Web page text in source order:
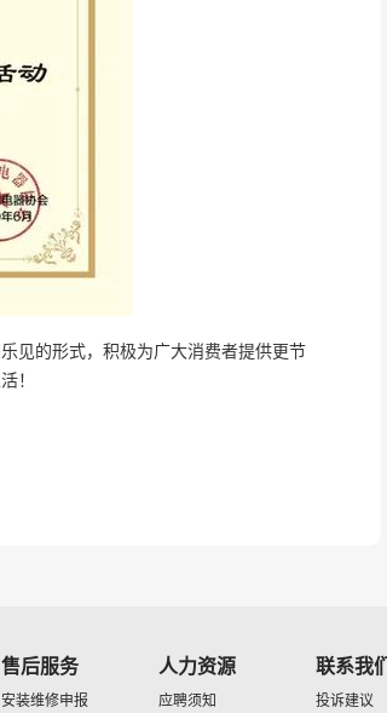
见的形式，积极为广大消费者提供更节
！
售后服务
安装维修申报
人力资源
应聘须知
联系我们
投诉建议